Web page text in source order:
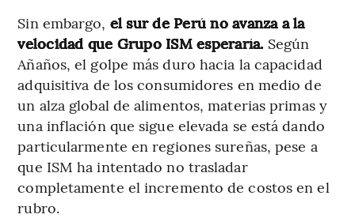
Sin embargo, el sur de Perú no avanza a la
velocidad que Grupo ISM esperaría. Según
Añaños, el golpe más duro hacia la capacidad
adquisitiva de los consumidores en medio de
un alza global de alimentos, materias primas y
una inflación que sigue elevada se está dando
particularmente en regiones sureñas, pese a
que ISM ha intentado no trasladar
completamente el incremento de costos en el
rubro.